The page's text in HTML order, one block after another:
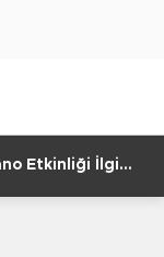
Etkinliği İlgi